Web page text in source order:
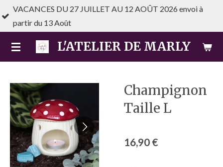
Passer
principal
L'ATELIER DE MARLY
27 JUILLET AU 12 AOÛT 2026 envoi à
Champignon
Taille L
16,90 €